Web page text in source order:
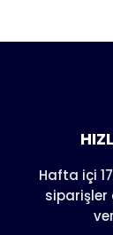
öneri
Hafta içi
siparişler